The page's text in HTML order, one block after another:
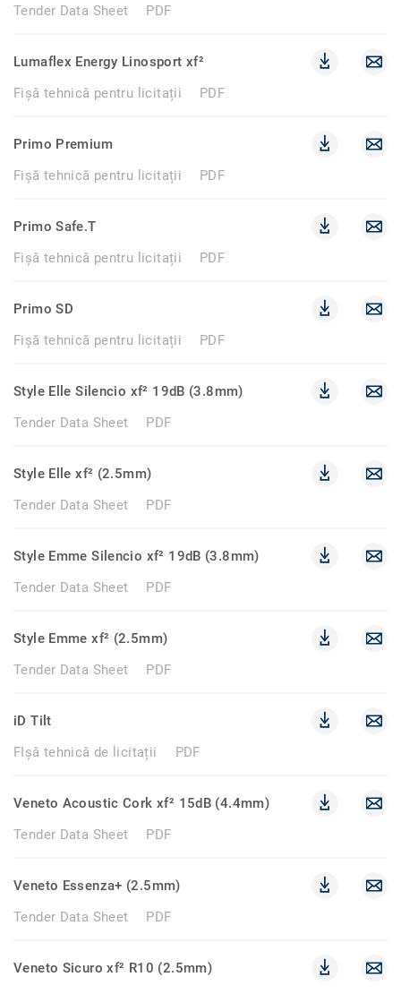
Tender Data Sheet
PDF
Lumaflex Energy Linosport xf²
Fișă tehnică pentru licitații
PDF
Primo Premium
Fișă tehnică pentru licitații
PDF
Primo Safe.T
Fișă tehnică pentru licitații
PDF
Primo SD
Fișă tehnică pentru licitații
PDF
Style Elle Silencio xf² 19dB (3.8mm)
Tender Data Sheet
PDF
Style Elle xf² (2.5mm)
Tender Data Sheet
PDF
Style Emme Silencio xf² 19dB (3.8mm)
Tender Data Sheet
PDF
Style Emme xf² (2.5mm)
Tender Data Sheet
PDF
iD Tilt
FIșă tehnică de licitații
PDF
Veneto Acoustic Cork xf² 15dB (4.4mm)
Tender Data Sheet
PDF
Veneto Essenza+ (2.5mm)
Tender Data Sheet
PDF
Veneto Sicuro xf² R10 (2.5mm)